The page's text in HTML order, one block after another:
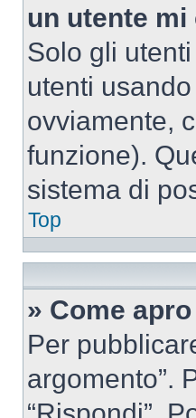
un utente
Solo gli
utenti
ovviamente,
funzione).
sistema di
Top
» Come
Per
argomento”.